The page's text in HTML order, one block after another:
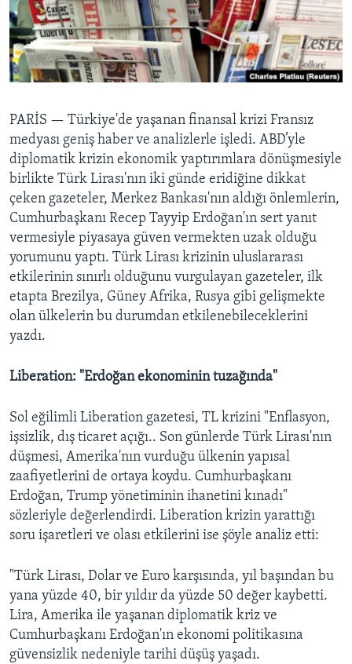
HAYATTAN
SANAT
BIZI TAKIP EDIN
Diller
PARİS — Türkiye'de yaşanan finansal krizi Fransız
medyası geniş haber ve analizlerle işledi. ABD’yle
diplomatik krizin ekonomik yaptırımlara dönüşmesiyle
birlikte Türk Lirası'nın iki günde eridiğine dikkat
çeken gazeteler, Merkez Bankası'nın aldığı önlemlerin,
Cumhurbaşkanı Recep Tayyip Erdoğan'ın sert yanıt
vermesiyle piyasaya güven vermekten uzak olduğu
yorumunu yaptı. Türk Lirası krizinin uluslararası
etkilerinin sınırlı olduğunu vurgulayan gazeteler, ilk
etapta Brezilya, Güney Afrika, Rusya gibi gelişmekte
olan ülkelerin bu durumdan etkilenebileceklerini
yazdı.
Liberation: "Erdoğan ekonominin tuzağında"
Sol eğilimli Liberation gazetesi, TL krizini "Enflasyon,
işsizlik, dış ticaret açığı.. Son günlerde Türk Lirası'nın
düşmesi, Amerika'nın vurduğu ülkenin yapısal
zaafiyetlerini de ortaya koydu. Cumhurbaşkanı
Erdoğan, Trump yönetiminin ihanetini kınadı"
sözleriyle değerlendirdi. Liberation krizin yarattığı
soru işaretleri ve olası etkilerini ise şöyle analiz etti:
"Türk Lirası, Dolar ve Euro karşısında, yıl başından bu
yana yüzde 40, bir yıldır da yüzde 50 değer kaybetti.
Lira, Amerika ile yaşanan diplomatik kriz ve
Cumhurbaşkanı Erdoğan'ın ekonomi politikasına
güvensizlik nedeniyle tarihi düşüş yaşadı.